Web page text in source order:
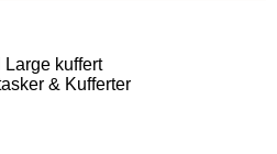
kuffert
& Kufferter